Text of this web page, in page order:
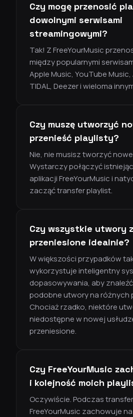
Czy mogę przenosić
dowolnymi serwisami
streamingowymi?
Tak! Z FreeYourMusic
między popularnymi
Apple Music, YouTube
TIDAL, Deezer i wieloma
Czy muszę utworzyć
przenieść playlisty?
Nie, nie musisz tworzyć
Wystarczy połączyć
aplikacji FreeYourMusic i
zacząć transfer playlist.
Czy wszystkie utwory
przeniesione idealnie?
W większości przypadków
wykorzystuje inteligentny
dopasowywania, aby
podobne utwory na różnych
Chociaż rzadko, niektóre
niedostępne w nowej
przeniesione.
Czy FreeYourMusic
i kolejność moich
Oczywiście. Podczas
FreeYourMusic zachowuje